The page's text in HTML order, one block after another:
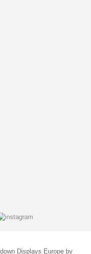
Displays Europe by